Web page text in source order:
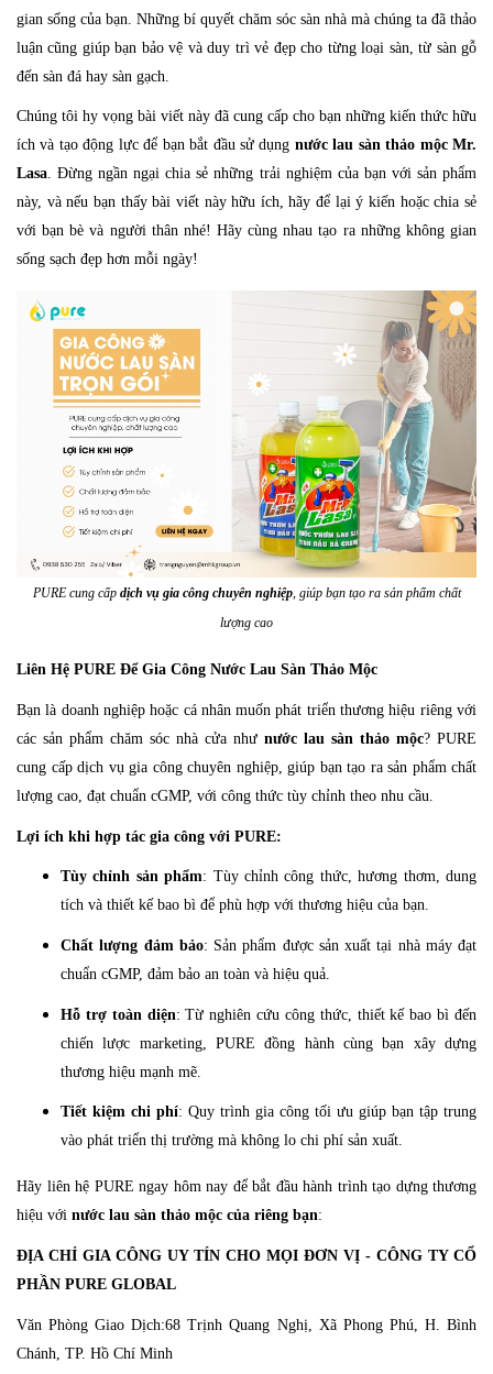
gian sống của bạn. Những bí quyết chăm sóc sàn nhà mà chúng ta đã thảo
luận cũng giúp bạn bảo vệ và duy trì vẻ đẹp cho từng loại sàn, từ sàn gỗ
đến sàn đá hay sàn gạch.
Chúng tôi hy vọng bài viết này đã cung cấp cho bạn những kiến thức hữu
ích và tạo động lực để bạn bắt đầu sử dụng nước lau sàn thảo mộc Mr.
Lasa. Đừng ngần ngại chia sẻ những trải nghiệm của bạn với sản phẩm
này, và nếu bạn thấy bài viết này hữu ích, hãy để lại ý kiến hoặc chia sẻ
với bạn bè và người thân nhé! Hãy cùng nhau tạo ra những không gian
sống sạch đẹp hơn mỗi ngày!
PURE cung cấp dịch vụ gia công chuyên nghiệp, giúp bạn tạo ra sản phẩm chất
lượng cao
Liên Hệ PURE Để Gia Công Nước Lau Sàn Thảo Mộc
Bạn là doanh nghiệp hoặc cá nhân muốn phát triển thương hiệu riêng với
các sản phẩm chăm sóc nhà cửa như nước lau sàn thảo mộc? PURE
cung cấp dịch vụ gia công chuyên nghiệp, giúp bạn tạo ra sản phẩm chất
lượng cao, đạt chuẩn cGMP, với công thức tùy chỉnh theo nhu cầu.
Lợi ích khi hợp tác gia công với PURE:
Tùy chỉnh sản phẩm: Tùy chỉnh công thức, hương thơm, dung
tích và thiết kế bao bì để phù hợp với thương hiệu của bạn.
Chất lượng đảm bảo: Sản phẩm được sản xuất tại nhà máy đạt
chuẩn cGMP, đảm bảo an toàn và hiệu quả.
Hỗ trợ toàn diện: Từ nghiên cứu công thức, thiết kế bao bì đến
chiến lược marketing, PURE đồng hành cùng bạn xây dựng
thương hiệu mạnh mẽ.
Tiết kiệm chi phí: Quy trình gia công tối ưu giúp bạn tập trung
vào phát triển thị trường mà không lo chi phí sản xuất.
Hãy liên hệ PURE ngay hôm nay để bắt đầu hành trình tạo dựng thương
hiệu với nước lau sàn thảo mộc của riêng bạn:
ĐỊA CHỈ GIA CÔNG UY TÍN CHO MỌI ĐƠN VỊ - CÔNG TY CỔ
PHẦN PURE GLOBAL
Văn Phòng Giao Dịch:68 Trịnh Quang Nghị, Xã Phong Phú, H. Bình
Chánh, TP. Hồ Chí Minh